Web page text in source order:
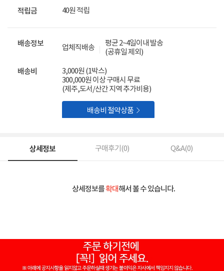
적립금 40원 적립
배송정보 업체직배송
평균 2~4일이내 발송
(공휴일 제외)
배송비
3,000원 (1박스)
300,000원 이상 구매시 무료
(제주,도서/산간 지역 추가비용)
배송비 절약상품 
상세정보 구매후기(0) Q&A(0)
상세정보를확대해서 볼 수 있습니다.